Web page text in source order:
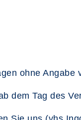
ohne
dem Tag des